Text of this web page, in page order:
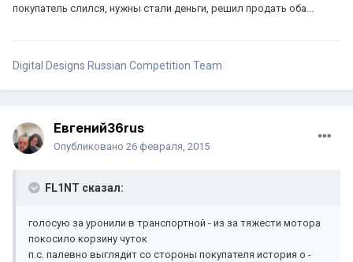
покупатель слился, нужны стали деньги, решил продать оба...
Digital Designs Russian Competition Team
Евгений36rus
Опубликовано 26 февраля, 2015
FL1NT сказал:
голосую за уронили в транспортной - из за тяжести мотора
покосило корзину чуток
п.с. палевно выглядит со стороны покупателя история о -